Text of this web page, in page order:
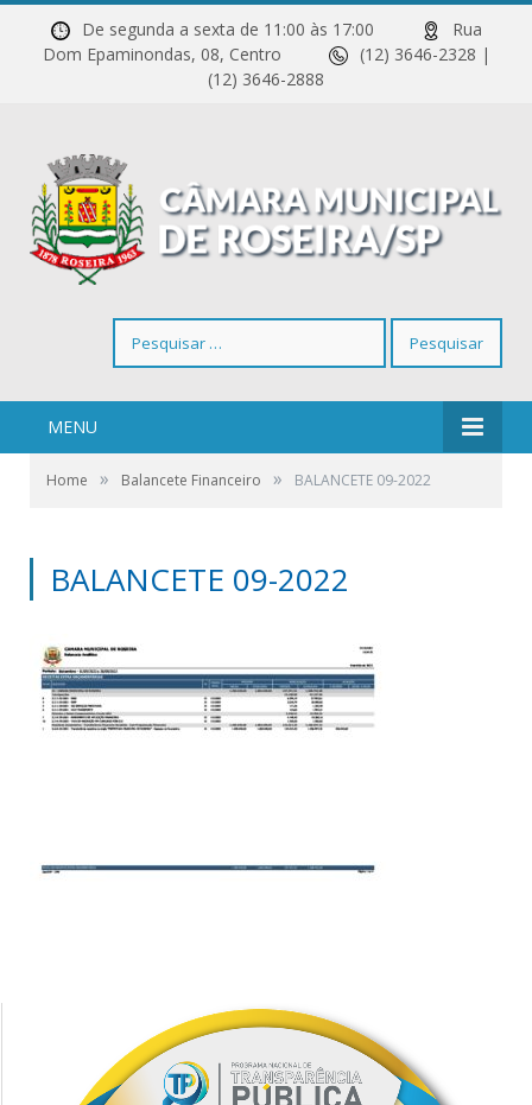
De segunda a sexta de 11:00 às 17:00
Rua
Dom Epaminondas, 08, Centro
(12) 3646-2328 |
(12) 3646-2888
por:
MENU
Home » Balancete Financeiro » BALANCETE 09-2022
BALANCETE 09-2022